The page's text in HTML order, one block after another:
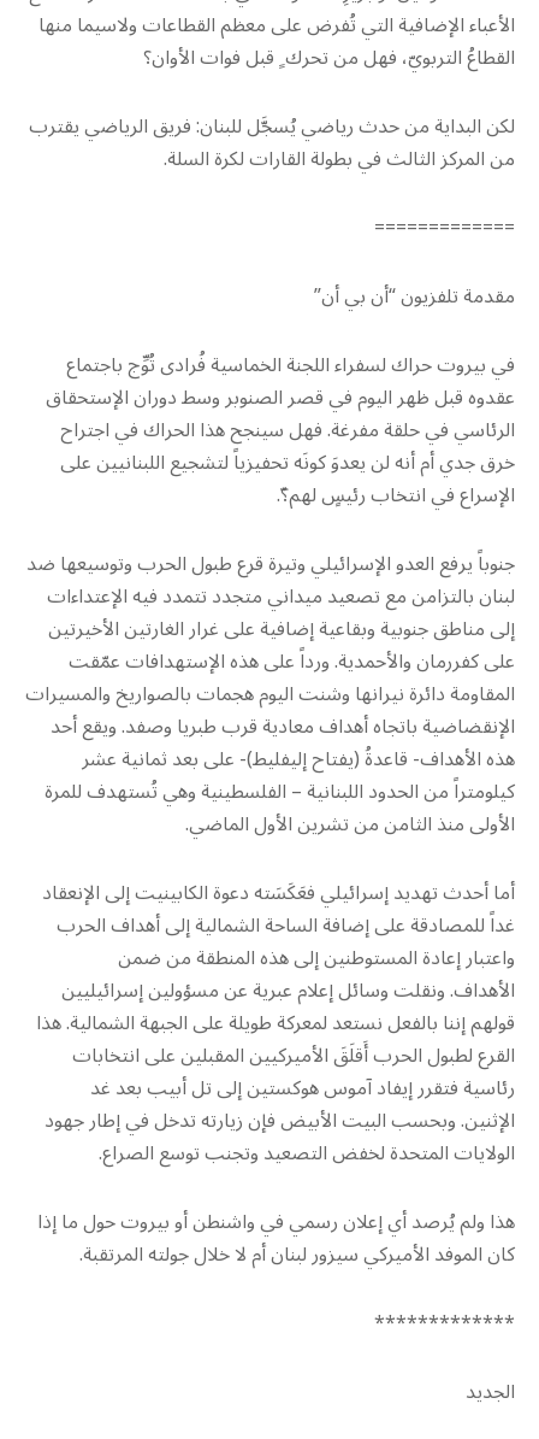
الأعباء الإضافية التي تُفرض على معظم القطاعات ولاسيما منها
القطاعُ التربويّ، فهل من تحرك ٍ قبل فوات الأوان؟
لكن البداية من حدث رياضي يُسجَّل للبنان: فريق الرياضي يقترب
من المركز الثالث في بطولة القارات لكرة السلة.
=============
مقدمة تلفزيون “أن بي أن”
في بيروت حراك لسفراء اللجنة الخماسية فُرادى تُوِّج باجتماع
عقدوه قبل ظهر اليوم في قصر الصنوبر وسط دوران الإستحقاق
الرئاسي في حلقة مفرغة. فهل سينجح هذا الحراك في اجتراح
خرق جدي أم أنه لن يعدوَ كونَه تحفيزياً لتشجيع اللبنانيين على
الإسراع في انتخاب رئيسٍ لهم؟ّ.
جنوباً يرفع العدو الإسرائيلي وتيرة قرع طبول الحرب وتوسيعها ضد
لبنان بالتزامن مع تصعيد ميداني متجدد تتمدد فيه الإعتداءات
إلى مناطق جنوبية وبقاعية إضافية على غرار الغارتين الأخيرتين
على كفررمان والأحمدية. ورداً على هذه الإستهدافات عمّقت
المقاومة دائرة نيرانها وشنت اليوم هجمات بالصواريخ والمسيرات
الإنقضاضية باتجاه أهداف معادية قرب طبريا وصفد. ويقع أحد
هذه الأهداف- قاعدةُ (يفتاح إليفليط)- على بعد ثمانية عشر
كيلومتراً من الحدود اللبنانية – الفلسطينية وهي تُستهدف للمرة
الأولى منذ الثامن من تشرين الأول الماضي.
أما أحدث تهديد إسرائيلي فعَكَسَته دعوة الكابينيت إلى الإنعقاد
غداً للمصادقة على إضافة الساحة الشمالية إلى أهداف الحرب
واعتبار إعادة المستوطنين إلى هذه المنطقة من ضمن
الأهداف. ونقلت وسائل إعلام عبرية عن مسؤولين إسرائيليين
قولهم إننا بالفعل نستعد لمعركة طويلة على الجبهة الشمالية. هذا
القرع لطبول الحرب أَقلَقَ الأميركيين المقبلين على انتخابات
رئاسية فتقرر إيفاد آموس هوكستين إلى تل أبيب بعد غد
الإثنين. وبحسب البيت الأبيض فإن زيارته تدخل في إطار جهود
الولايات المتحدة لخفض التصعيد وتجنب توسع الصراع.
هذا ولم يُرصد أي إعلان رسمي في واشنطن أو بيروت حول ما إذا
كان الموفد الأميركي سيزور لبنان أم لا خلال جولته المرتقبة.
*************
الجديد